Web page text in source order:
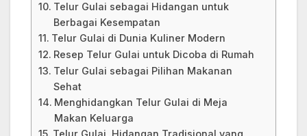
Telur Gulai sebagai Hidangan untuk
Berbagai Kesempatan
Telur Gulai di Dunia Kuliner Modern
Resep Telur Gulai untuk Dicoba di Rumah
Telur Gulai sebagai Pilihan Makanan
Sehat
Menghidangkan Telur Gulai di Meja
Makan Keluarga